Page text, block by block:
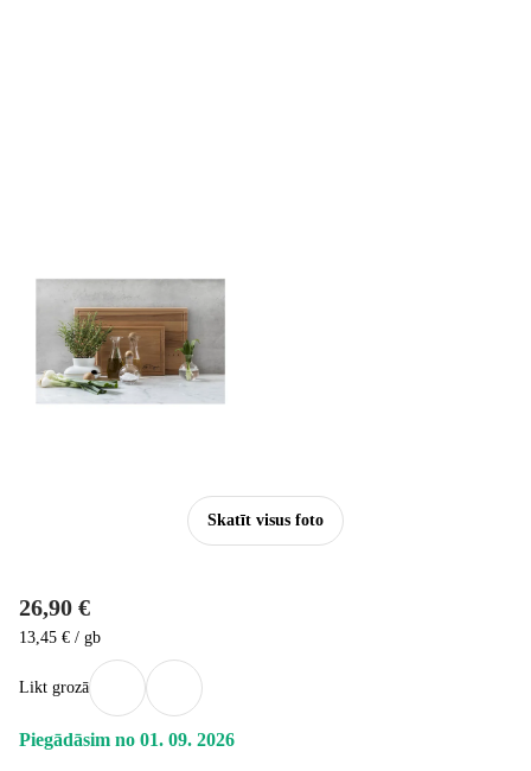
Skatīt visus foto
26,90 €
13,45 € / gb
Likt grozā
Piegādāsim no 01. 09. 2026